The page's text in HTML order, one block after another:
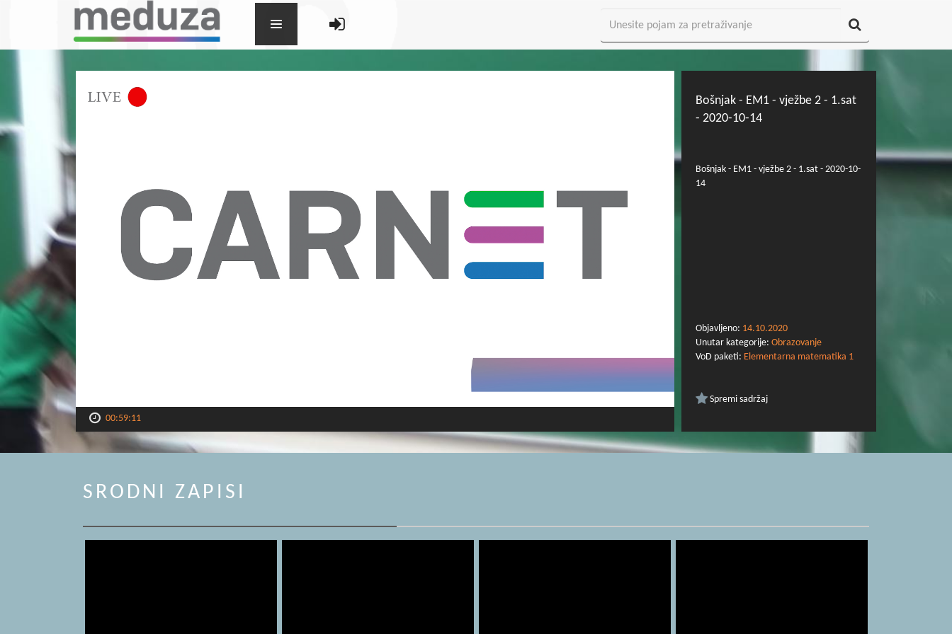
00:59:11
Bošnjak - EM1 - vježbe 2 - 1.sat
- 2020-10-14
Bošnjak - EM1 - vježbe 2 - 1.sat - 2020-10-
14
Objavljeno: 14.10.2020
Unutar kategorije: Obrazovanje
VoD paketi: Elementarna matematika 1
Spremi sadržaj
SRODNI ZAPISI